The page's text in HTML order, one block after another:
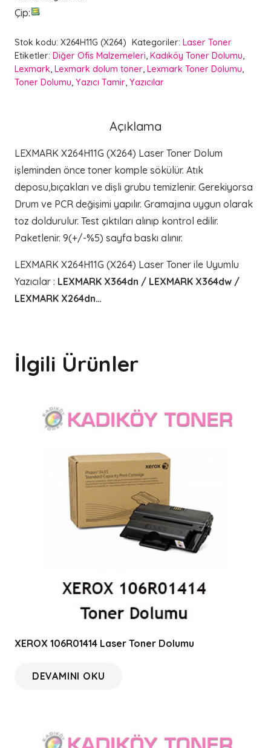
Çip:
Stok kodu: X264H11G (X264) Kategoriler: Laser Toner
Etiketler: Diğer Ofis Malzemeleri Kadıköy Toner Dolumu
Lexmark Lexmark dolum toner Lexmark Toner Dolumu
Toner Dolumu Yazıcı Tamir Yazıcılar
Açıklama
LEXMARK X264H11G (X264) Laser Toner Dolum
işleminden önce toner komple sökülür. Atık
deposu,bıçakları ve dişli grubu temizlenir. Gerekiyorsa
Drum ve PCR değişimi yapılır. Gramajına uygun olarak
toz doldurulur. Test çıktıları alınıp kontrol edilir.
Paketlenir. 9(+/-%5) sayfa baskı alınır.
LEXMARK X264H11G (X264) Laser Toner ile Uyumlu
Yazıcılar : LEXMARK X364dn / LEXMARK X364dw /
LEXMARK X264dn…
İlgili Ürünler
XEROX 106R01414 Laser Toner Dolumu
DEVAMINI OKU